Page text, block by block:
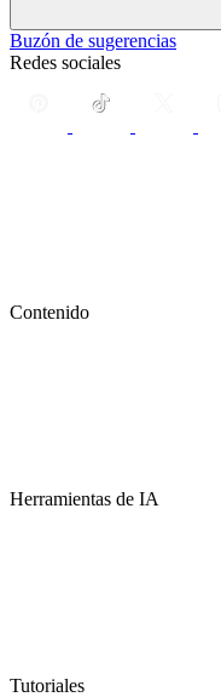
Buzón de sugerencias
Redes sociales
Contenido
Herramientas de IA
Tutoriales